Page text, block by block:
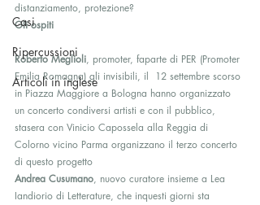
Casi
Ripercussioni
Articoli in inglese
distanziamento, protezione?
Gli ospiti
Roberto Meglioli, promoter, faparte di PER (Promoter
Emilia Romagna) gli invisibili, il  12 settembre scorso
in Piazza Maggiore a Bologna hanno organizzato
un concerto condiversi artisti e con il pubblico,
stasera con Vinicio Capossela alla Reggia di
Colorno vicino Parma organizzano il terzo concerto
di questo progetto
Andrea Cusumano, nuovo curatore insieme a Lea
Iandiorio di Letterature, che inquesti giorni sta